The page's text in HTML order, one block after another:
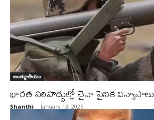
అంతర్జాతీయం
భారత సరిహద్దుల్లో చైనా సైనిక విన్యాసాలు
Shanthi - January 13, 2025